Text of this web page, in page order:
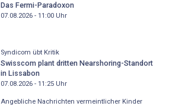
Das Fermi-Paradoxon
07.08.2026 - 11:00Uhr
Syndicom übt Kritik
Swisscom plant dritten Nearshoring-Standort
in Lissabon
07.08.2026 - 11:25Uhr
Angebliche Nachrichten vermeintlicher Kinder